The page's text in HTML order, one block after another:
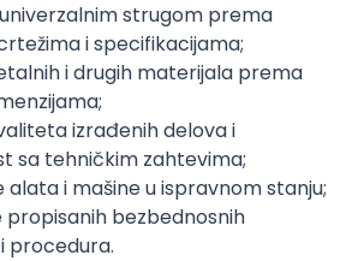
strugom prema
i specifikacijama;
i drugih materijala prema
izrađenih delova i
sa tehničkim zahtevima;
alata i mašine u ispravnom stanju;
propisanih bezbednosnih
procedura.